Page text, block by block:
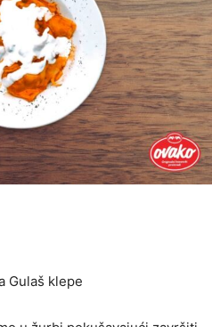
Gulaš klepe